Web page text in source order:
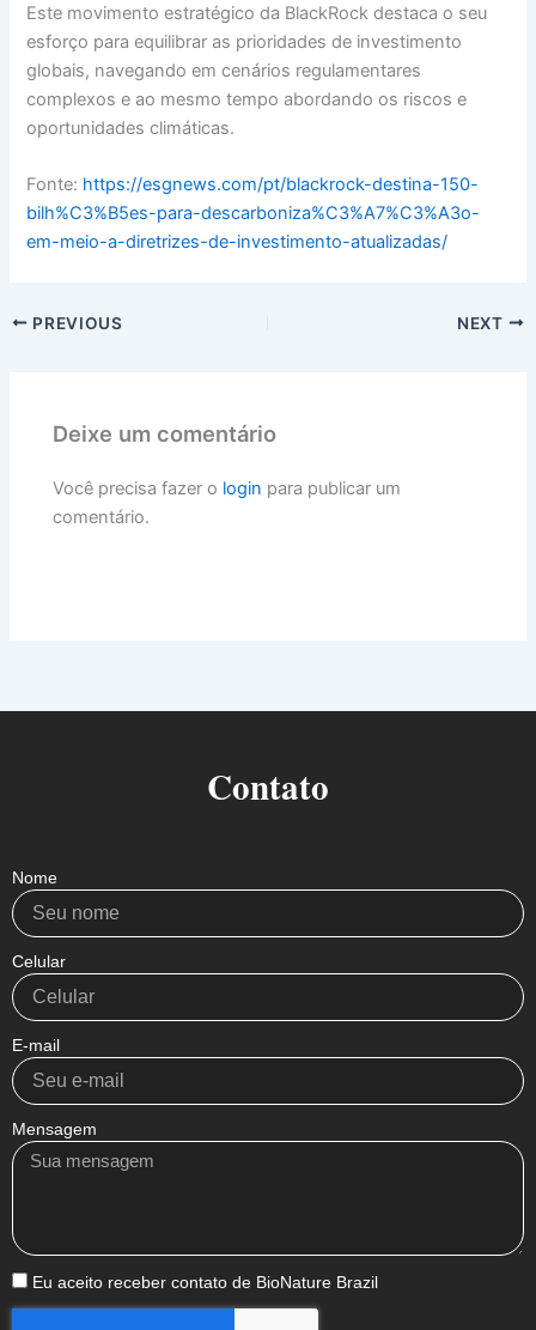
Este movimento estratégico da BlackRock destaca o seu
esforço para equilibrar as prioridades de investimento
globais, navegando em cenários regulamentares
complexos e ao mesmo tempo abordando os riscos e
oportunidades climáticas.
Fonte: https://esgnews.com/pt/blackrock-destina-150-
bilh%C3%B5es-para-descarboniza%C3%A7%C3%A3o-
em-meio-a-diretrizes-de-investimento-atualizadas/
PREVIOUS NEXT
Deixe um comentário
Você precisa fazer o login para publicar um
comentário.
Contato
Nome
Celular
E-mail
Mensagem
Eu aceito receber contato de BioNature Brazil